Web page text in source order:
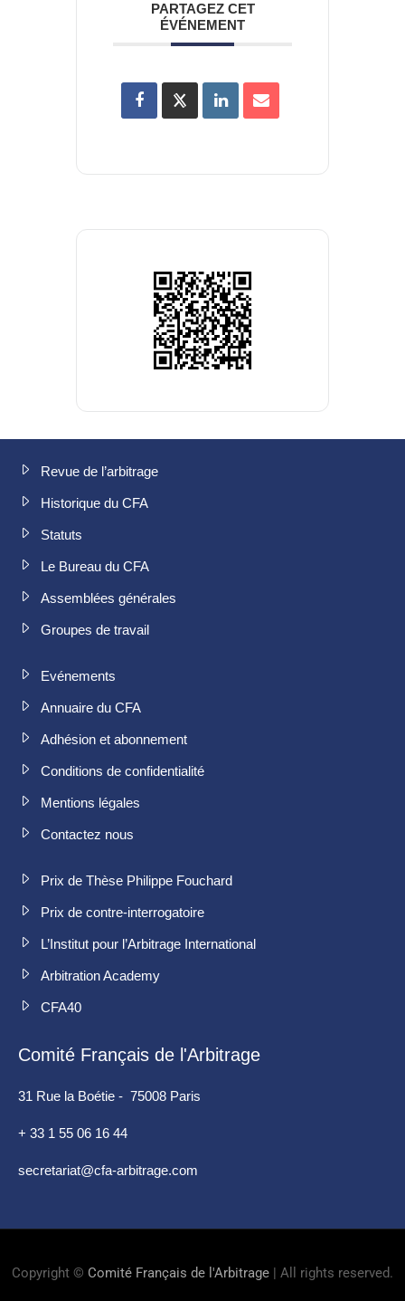
PARTAGEZ CET
ÉVÉNEMENT
Revue de l’arbitrage
Historique du CFA
Statuts
Le Bureau du CFA
Assemblées générales
Groupes de travail
Evénements
Annuaire du CFA
Adhésion et abonnement
Conditions de confidentialité
Mentions légales
Contactez nous
Prix de Thèse Philippe Fouchard
Prix de contre-interrogatoire
L’Institut pour l’Arbitrage International
Arbitration Academy
CFA40
Comité Français de l'Arbitrage
31 Rue la Boétie - 75008 Paris
+ 33 1 55 06 16 44
secretariat@cfa-arbitrage.com
Copyright © Comité Français de l'Arbitrage | All rights reserved.